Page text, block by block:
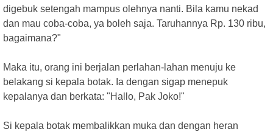
digebuk setengah mampus olehnya nanti. Bila kamu nekad
dan mau coba-coba, ya boleh saja. Taruhannya Rp. 130 ribu,
bagaimana?"
Maka itu, orang ini berjalan perlahan-lahan menuju ke
belakang si kepala botak. Ia dengan sigap menepuk
kepalanya dan berkata: "Hallo, Pak Joko!"
Si kepala botak membalikkan muka dan dengan heran